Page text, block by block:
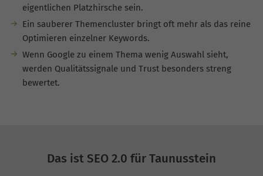
eigentlichen Platzhirsche sein.
Ein sauberer Themencluster bringt oft mehr als das reine
Optimieren einzelner Keywords.
Wenn Google zu einem Thema wenig Auswahl sieht,
werden Qualitätssignale und Trust besonders streng
bewertet.
Das ist SEO 2.0 für Taunusstein